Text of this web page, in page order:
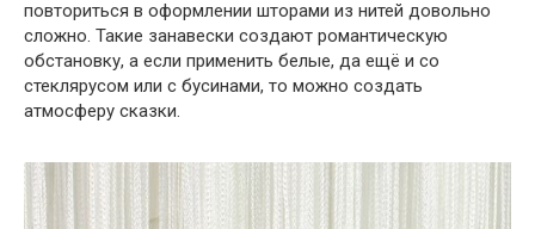
повториться в оформлении шторами из нитей довольно
сложно. Такие занавески создают романтическую
обстановку, а если применить белые, да ещё и со
стеклярусом или с бусинами, то можно создать
атмосферу сказки.